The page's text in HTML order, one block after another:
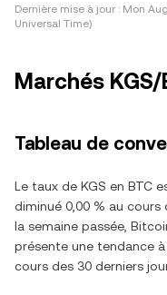
Dernière mise à jour : Mon
Universal Time)
Marchés KGS/
Tableau de
Le taux de KGS en BTC
diminué 0,00 % au cours
la semaine passée,
présente une tendance
cours des 30 derniers